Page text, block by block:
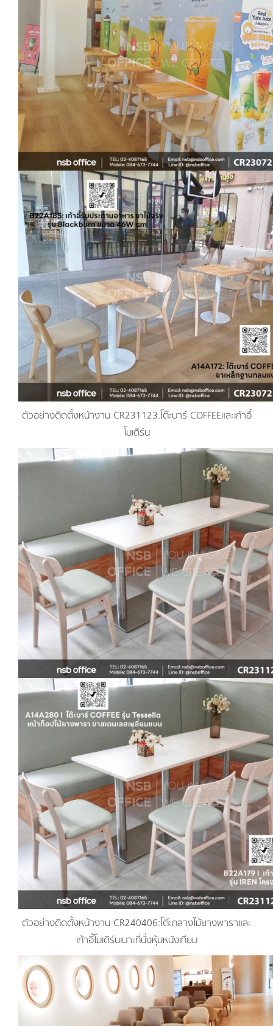
ตัวอย่างติดตั้งหน้างาน CR231123:โต๊ะบาร์ COFFEEและเก้าอี้
โมเดิร์น
ตัวอย่างติดตั้งหน้างาน CR240406:โต๊ะกลางไม้ยางพาราและ
เก้าอี้โมเดิร์นเบาะที่นั่งหุ้มหนังเทียม